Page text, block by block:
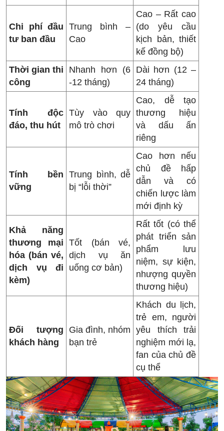
Chi phí đầu
tư ban đầu
Trung bình –
Cao
Cao – Rất cao
(do yêu cầu
kịch bản, thiết
kế đồng bộ)
Thời gian thi
công
Nhanh hơn (6
-12 tháng)
Dài hơn (12 –
24 tháng)
Tính độc
đáo, thu hút
Tùy vào quy
mô trò chơi
Cao, dễ tạo
thương hiệu
và dấu ấn
riêng
Tính bền
vững
Trung bình, dễ
bị “lỗi thời”
Cao hơn nếu
chủ đề hấp
dẫn và có
chiến lược làm
mới định kỳ
Khả năng
thương mại
hóa (bán vé,
dịch vụ đi
kèm)
Tốt (bán vé,
dịch vụ ăn
uống cơ bản)
Rất tốt (có thể
phát triển sản
phẩm lưu
niệm, sự kiện,
nhượng quyền
thương hiệu)
Đối tượng
khách hàng
Gia đình, nhóm
bạn trẻ
Khách du lịch,
trẻ em, người
yêu thích trải
nghiệm mới lạ,
fan của chủ đề
cụ thể